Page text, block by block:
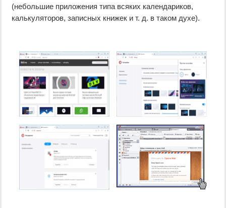
(небольшие приложения типа всяких календариков,
калькуляторов, записных книжек и т. д. в таком духе).